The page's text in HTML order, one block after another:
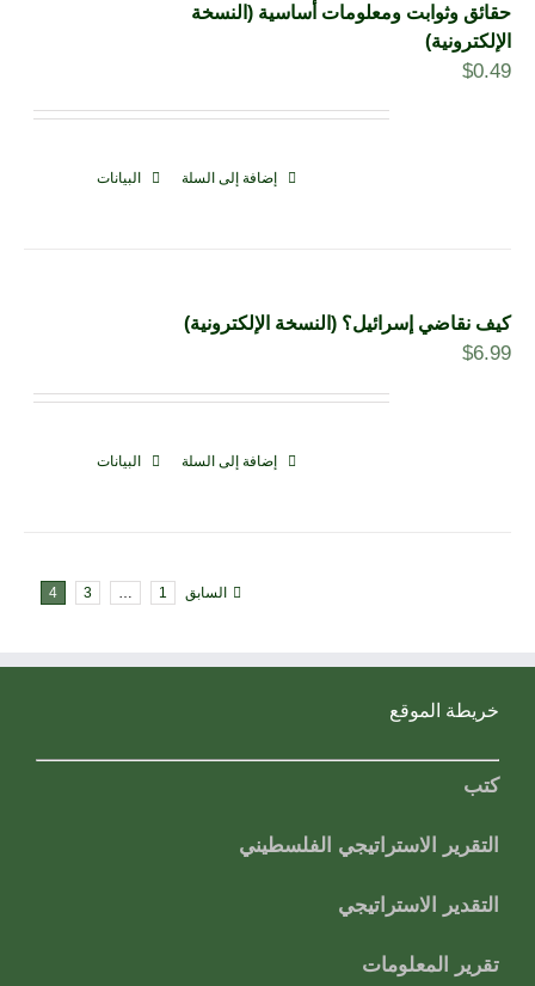
حقائق وثوابت ومعلومات أساسية (النسخة
الإلكترونية)
$0.49
إضافة إلى السلة البيانات
كيف نقاضي إسرائيل؟ (النسخة الإلكترونية)
$6.99
إضافة إلى السلة البيانات
السابق 1
…
3
4
خريطة الموقع
كتب
التقرير الاستراتيجي الفلسطيني
التقدير الاستراتيجي
تقرير المعلومات